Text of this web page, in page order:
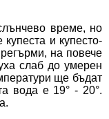
време, но
и купесто-
на повече
слаб до умерен
ще бъдат
вода е 19° - 20°.